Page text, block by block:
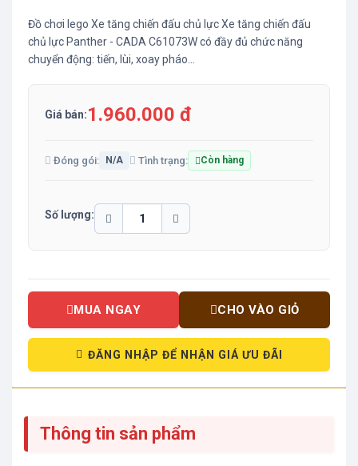
Đồ chơi lego Xe tăng chiến đấu chủ lực Xe tăng chiến đấu
chủ lực Panther - CADA C61073W có đầy đủ chức năng
chuyển động: tiến, lùi, xoay pháo…
Giá bán:1.960.000 đ
Đóng gói: N/A Tình trạng: Còn hàng
Số lượng:
MUA NGAY CHO VÀO GIỎ
ĐĂNG NHẬP ĐỂ NHẬN GIÁ ƯU ĐÃI
Thông tin sản phẩm